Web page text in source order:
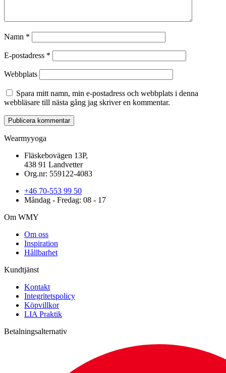
Namn *
E-postadress *
Webbplats
Spara mitt namn, min e-postadress och webbplats i denna
webbläsare till nästa gång jag skriver en kommentar.
Wearmyyoga
Fläskebovägen 13P,
438 91 Landvetter
Org.nr: 559122-4083
+46 70-553 99 50
Måndag - Fredag: 08 - 17
Om WMY
Om oss
Inspiration
Hållbarhet
Kundtjänst
Kontakt
Integritetspolicy
Köpvillkor
LIA Praktik
Betalningsalternativ